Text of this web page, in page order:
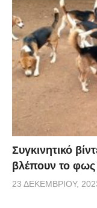
Συγκινητικό
βλέπουν το
23 ΔΕΚΕΜΒΡΊΟΥ,